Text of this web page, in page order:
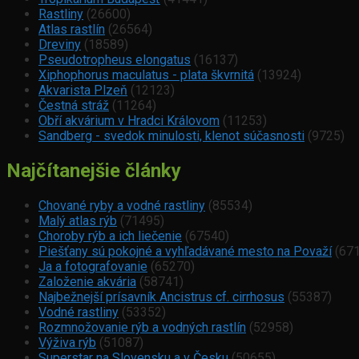
Rastliny (26600)
Atlas rastlín (26564)
Dreviny (18589)
Pseudotropheus elongatus (16137)
Xiphophorus maculatus - plata škvrnitá (13924)
Akvarista Plzeň (12123)
Čestná stráž (11264)
Obří akvárium v Hradci Královom (11253)
Sandberg - svedok minulosti, klenot súčasnosti (9725)
Najčítanejšie články
Chované ryby a vodné rastliny (85534)
Malý atlas rýb (71495)
Choroby rýb a ich liečenie (67540)
Piešťany sú pokojné a vyhľadávané mesto na Považí
Ja a fotografovanie (65270)
Založenie akvária (58741)
Najbežnejší prísavník Ancistrus cf. cirrhosus (55387)
Vodné rastliny (53352)
Rozmnožovanie rýb a vodných rastlín (52958)
Výživa rýb (51087)